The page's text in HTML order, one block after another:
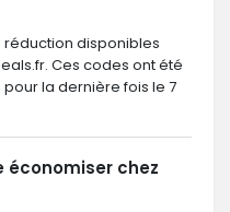
réduction disponibles
Ces codes ont été
pour la dernière fois le 7
économiser chez